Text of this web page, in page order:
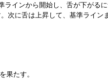
ラインから開始し、舌が下がる
次に舌は上昇して、基準ライン
果たす。